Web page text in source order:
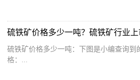
硫铁矿价格多少一吨？硫铁矿行业
硫铁矿价格多少一吨：下图是小编查询到
格：...